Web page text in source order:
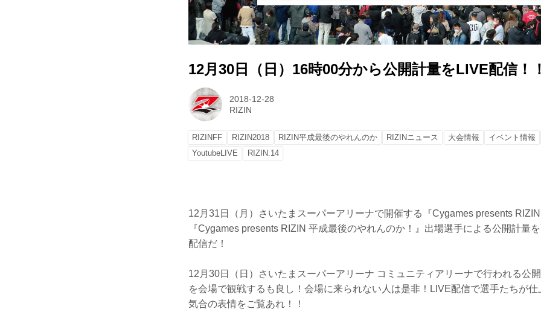
12月30日（日）16時00分から公開計量をLIVE配信！！
2018-12-28
RIZIN
RIZINFF RIZIN2018 RIZIN平成最後のやれんのか RIZINニュース 大会情報 イベント情報
YoutubeLIVE
RIZIN.14
12月31日（月）さいたまスーパーアリーナで開催する『Cygames presents
『Cygames presents RIZIN 平成最後のやれんのか！』出場選手による公開計量
配信だ！
12月30日（日）さいたまスーパーアリーナ コミュニティアリーナで行われる公開
を会場で観戦するも良し！会場に来られない人は是非！LIVE配信で選手たちが仕
気合の表情をご覧あれ！！